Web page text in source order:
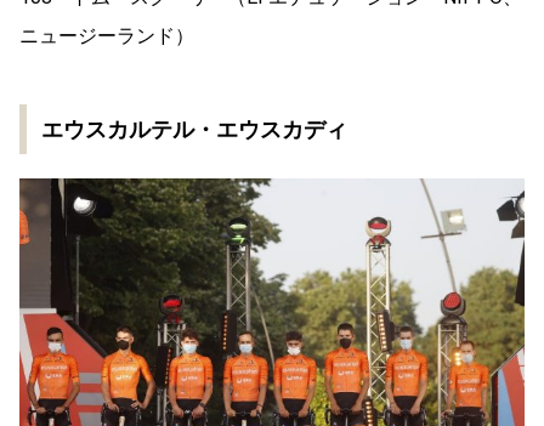
ニュージーランド）
エウスカルテル・エウスカディ